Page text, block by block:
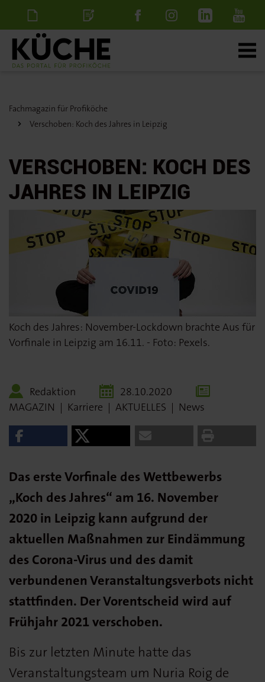
NewsletterStellenanzeige
Fachmagazin für Profiköche
Verschoben: Koch des Jahres in Leipzig
VERSCHOBEN: KOCH DES
JAHRES IN LEIPZIG
Koch des Jahres: November-Lockdown brachte Aus für
Vorfinale in Leipzig am 16.11. - Foto: Pexels.
Redaktion
28.10.2020
MAGAZIN | Karriere | AKTUELLES | News
Das erste Vorfinale des Wettbewerbs
„Koch des Jahres“ am 16. November
2020 in Leipzig kann aufgrund der
aktuellen Maßnahmen zur Eindämmung
des Corona-Virus und des damit
verbundenen Veranstaltungsverbots nicht
stattfinden. Der Vorentscheid wird auf
Frühjahr 2021 verschoben.
Bis zur letzten Minute hatte das
Veranstaltungsteam um Nuria Roig de